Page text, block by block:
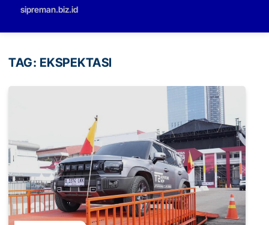
sipreman.biz.id
TAG: EKSPEKTASI